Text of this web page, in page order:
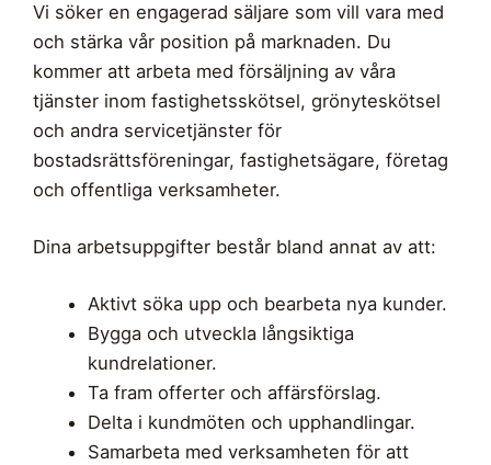
Vi söker en engagerad säljare som vill vara med
och stärka vår position på marknaden. Du
kommer att arbeta med försäljning av våra
tjänster inom fastighetsskötsel, grönyteskötsel
och andra servicetjänster för
bostadsrättsföreningar, fastighetsägare, företag
och offentliga verksamheter.
Dina arbetsuppgifter består bland annat av att:
Aktivt söka upp och bearbeta nya kunder.
Bygga och utveckla långsiktiga
kundrelationer.
Ta fram offerter och affärsförslag.
Delta i kundmöten och upphandlingar.
Samarbeta med verksamheten för att